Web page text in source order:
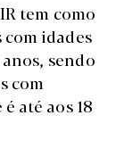
tem como
idades
sendo
com
até aos 18